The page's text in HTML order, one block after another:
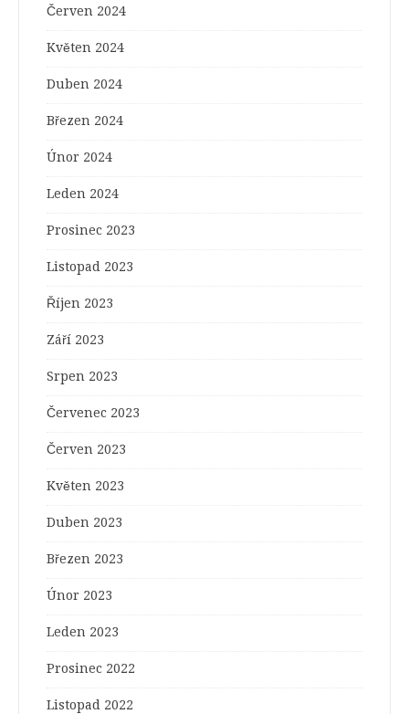
Červen 2024
Květen 2024
Duben 2024
Březen 2024
Únor 2024
Leden 2024
Prosinec 2023
Listopad 2023
Říjen 2023
Září 2023
Srpen 2023
Červenec 2023
Červen 2023
Květen 2023
Duben 2023
Březen 2023
Únor 2023
Leden 2023
Prosinec 2022
Listopad 2022